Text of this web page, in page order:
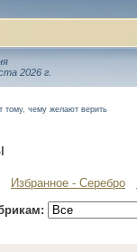
2026 г.
тому, чему желают верить
Избранное - Серебро